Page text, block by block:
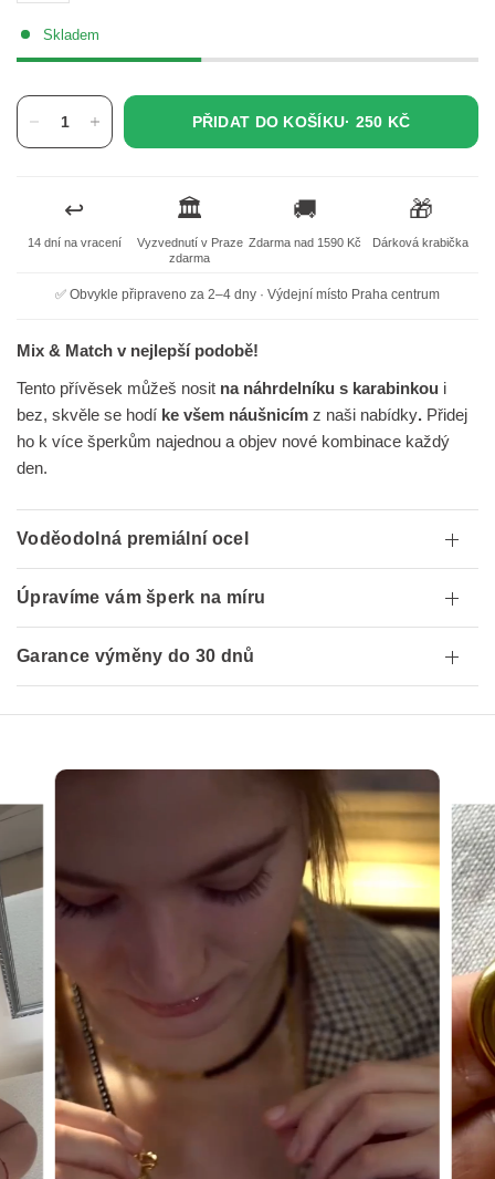
Skladem
PŘIDAT DO KOŠÍKU· 250 KČ
↩️
14 dní na vracení
🏛️
Vyzvednutí v Praze
zdarma
🚚
Zdarma nad 1590 Kč
🎁
Dárková krabička
✅ Obvykle připraveno za 2–4 dny · Výdejní místo Praha centrum
Mix & Match v nejlepší podobě!
Tento přívěsek můžeš nosit na náhrdelníku s karabinkou i
bez, skvěle se hodí ke všem náušnicímz naši nabídky. Přidej
ho k více šperkům najednou a objev nové kombinace každý
den.
Voděodolná premiální ocel
Úpravíme vám šperk na míru
Garance výměny do 30 dnů